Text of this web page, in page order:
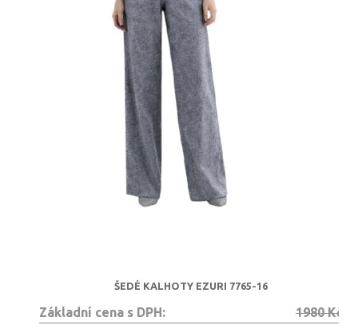
ŠEDÉ KALHOTY EZURI 7765-16
Základní cena s DPH:
1980 Kč